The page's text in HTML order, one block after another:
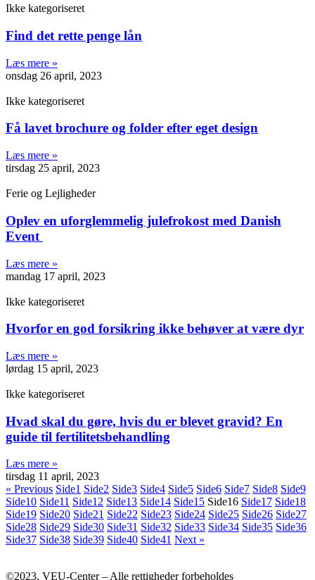
Ikke kategoriseret
Find det rette penge lån
Læs mere »
onsdag 26 april, 2023
Ikke kategoriseret
Få lavet brochure og folder efter eget design
Læs mere »
tirsdag 25 april, 2023
Ferie og Lejligheder
Oplev en uforglemmelig julefrokost med Danish
Event
Læs mere »
mandag 17 april, 2023
Ikke kategoriseret
Hvorfor en god forsikring ikke behøver at være dyr
Læs mere »
lørdag 15 april, 2023
Ikke kategoriseret
Hvad skal du gøre, hvis du er blevet gravid? En
guide til fertilitetsbehandling
Læs mere »
tirsdag 11 april, 2023
« Previous Side1 Side2 Side3 Side4 Side5 Side6 Side7 Side8 Side9
Side10 Side11 Side12 Side13 Side14 Side15 Side16 Side17 Side18
Side19 Side20 Side21 Side22 Side23 Side24 Side25 Side26 Side27
Side28 Side29 Side30 Side31 Side32 Side33 Side34 Side35 Side36
Side37 Side38 Side39 Side40 Side41 Next »
©2023, VEU-Center – Alle rettigheder forbeholdes